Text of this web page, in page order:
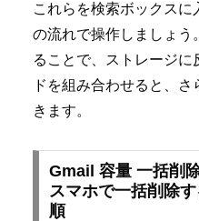
これらを検索ボックスに
の流れで操作しましょう
ることで、ストレージ
ドを組み合わせると、
きます。
Gmail 容量 一括削
スマホで一括削除
順